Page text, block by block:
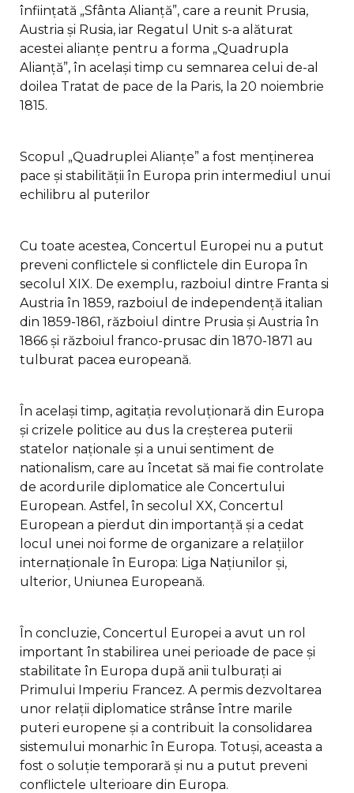
înființată „Sfânta Alianță”, care a reunit Prusia,
Austria și Rusia, iar Regatul Unit s-a alăturat
acestei alianțe pentru a forma „Quadrupla
Alianță”, în același timp cu semnarea celui de-al
doilea Tratat de pace de la Paris, la 20 noiembrie
1815.
Scopul „Quadruplei Alianțe” a fost menținerea
pace și stabilității în Europa prin intermediul unui
echilibru al puterilor
Cu toate acestea, Concertul Europei nu a putut
preveni conflictele si conflictele din Europa în
secolul XIX. De exemplu, razboiul dintre Franta si
Austria în 1859, razboiul de independență italian
din 1859-1861, războiul dintre Prusia și Austria în
1866 și războiul franco-prusac din 1870-1871 au
tulburat pacea europeană.
În același timp, agitația revoluționară din Europa
și crizele politice au dus la creșterea puterii
statelor naționale și a unui sentiment de
nationalism, care au încetat să mai fie controlate
de acordurile diplomatice ale Concertului
European. Astfel, în secolul XX, Concertul
European a pierdut din importanță și a cedat
locul unei noi forme de organizare a relațiilor
internaționale în Europa: Liga Națiunilor și,
ulterior, Uniunea Europeană.
În concluzie, Concertul Europei a avut un rol
important în stabilirea unei perioade de pace și
stabilitate în Europa după anii tulburați ai
Primului Imperiu Francez. A permis dezvoltarea
unor relații diplomatice strânse între marile
puteri europene și a contribuit la consolidarea
sistemului monarhic în Europa. Totuși, aceasta a
fost o soluție temporară și nu a putut preveni
conflictele ulterioare din Europa.